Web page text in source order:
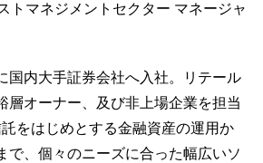
トマネジメントセクター マネージャ
国内大手証券会社へ入社。リテール
層オーナー、及び非上場企業を担当
をはじめとする金融資産の運用か
で、個々のニーズに合った幅広いソ